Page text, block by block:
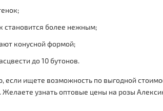
становится более нежным;
конусной формой;
до 10 бутонов.
ищете возможность по выгодной
узнать оптовые цены на розы